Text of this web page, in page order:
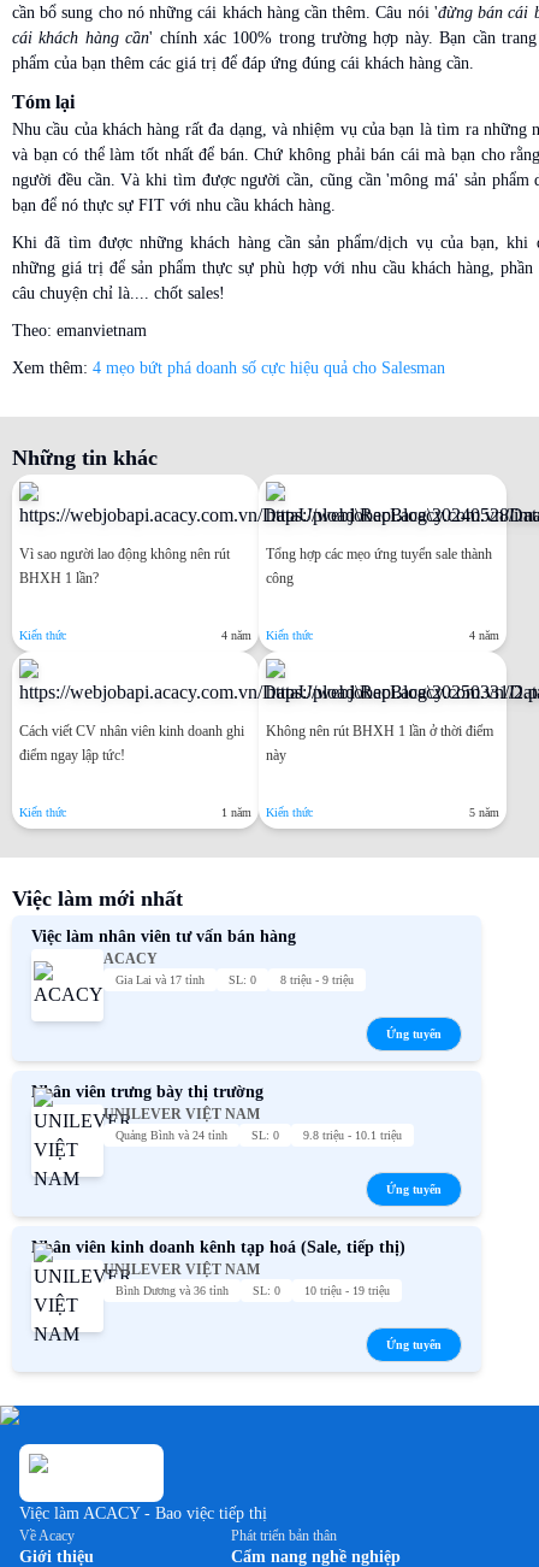
cần bổ sung cho nó những cái khách hàng cần thêm. Câu nói 'đừng bán cái
cái khách hàng cần' chính xác 100% trong trường hợp này. Bạn cần
phẩm của bạn thêm các giá trị để đáp ứng đúng cái khách hàng cần.
Tóm lại
Nhu cầu của khách hàng rất đa dạng, và nhiệm vụ của bạn là tìm ra những
và bạn có thể làm tốt nhất để bán. Chứ không phải bán cái mà bạn cho
người đều cần. Và khi tìm được người cần, cũng cần 'mông má' sản phẩm
bạn để nó thực sự FIT với nhu cầu khách hàng.
Khi đã tìm được những khách hàng cần sản phẩm/dịch vụ của bạn, khi
những giá trị để sản phẩm thực sự phù hợp với nhu cầu khách hàng, phần
câu chuyện chỉ là.... chốt sales!
Theo: emanvietnam
Xem thêm: 4 mẹo bứt phá doanh số cực hiệu quả cho Salesman
Việc làm mới nhất
Việc làm nhân viên tư vấn bán hàng
ACACY
Gia Lai và 17 tỉnh SL: 0 8 triệu - 9 triệu
Ứng tuyển
Nhân viên trưng bày thị trường
UNILEVER VIỆT NAM
Quảng Bình và 24 tỉnh SL: 0 9.8 triệu - 10.1 triệu
Ứng tuyển
Nhân viên kinh doanh kênh tạp hoá (Sale, tiếp thị)
UNILEVER VIỆT NAM
Bình Dương và 36 tỉnh SL: 0 10 triệu - 19 triệu
Ứng tuyển
Những tin khác
Vì sao người lao động không nên rút
BHXH 1 lần?
Kiến thức 4 năm
Tổng hợp các mẹo ứng tuyển sale thành
công
Kiến thức 4 năm
Cách viết CV nhân viên kinh doanh ghi
điểm ngay lập tức!
Kiến thức 1 năm
Không nên rút BHXH 1 lần ở thời điểm
này
Kiến thức 5 năm
Việc làm ACACY - Bao việc tiếp thị
Về Acacy
Giới thiệu
Phát triển bản thân
Cẩm nang nghề nghiệp